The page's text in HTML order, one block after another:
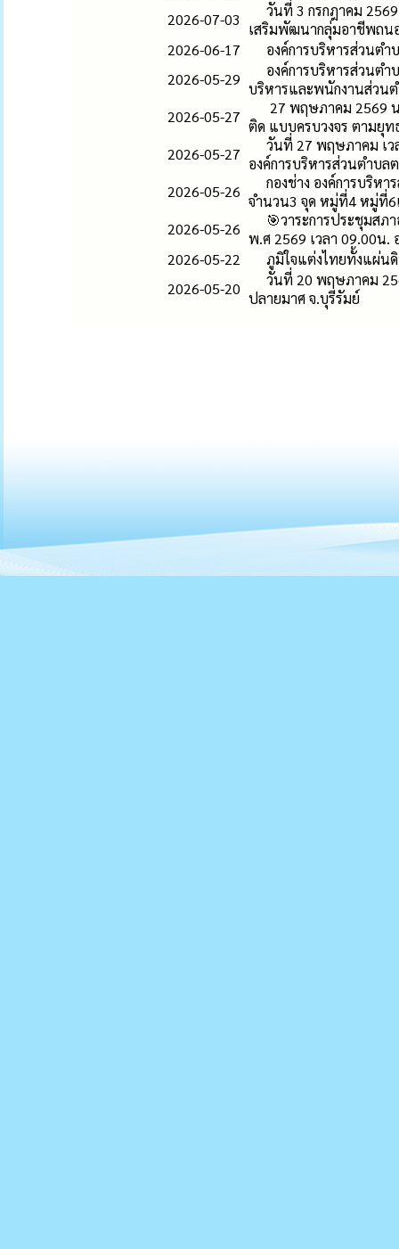
2026-07-03
วันที่ 3 กรกฎาคม
เสริมพัฒนากลุ่มอาชีพถน
2026-06-17
องค์การบริหารส่วนต
2026-05-29
องค์การบริหารส่วนต
บริหารและพนักงานส่วน
2026-05-27
27 พฤษภาคม 2569
ติด แบบครบวงจร ตามยุท
2026-05-27
วันที่ 27 พฤษภาคม เว
องค์การบริหารส่วนตำบ
2026-05-26
กองช่าง องค์การบริห
จำนวน3 จุด หมู่ที่4 หมู่ที่6
2026-05-26
🎯วาระการประชุมส
พ.ศ 2569 เวลา 09.00น.
2026-05-22
ภูมิใจแต่งไทยทั้งแผ่น
2026-05-20
วันที่ 20 พฤษภาคม
ปลายมาศ จ.บุรีรัมย์